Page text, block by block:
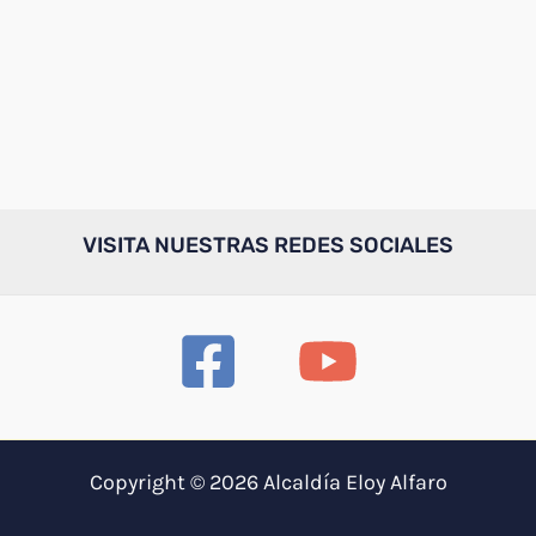
VISITA NUESTRAS REDES SOCIALES
Copyright © 2026 Alcaldía Eloy Alfaro